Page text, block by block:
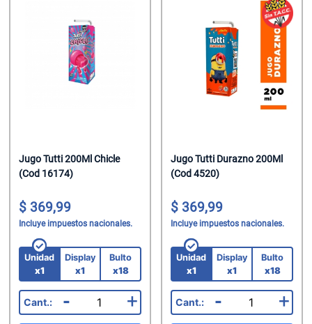
Jugo Tutti 200Ml Chicle
(Cod 16174)
369,99
Incluye impuestos nacionales.
Unidad
x1
Display
x1
Bulto
x18
- +
Jugo Tutti Durazno 200Ml
(Cod 4520)
369,99
Incluye impuestos nacionales.
Unidad
x1
Display
x1
Bulto
x18
- +